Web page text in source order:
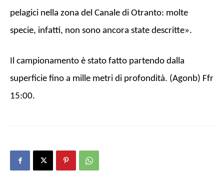
pelagici nella zona del Canale di Otranto: molte
specie, infatti, non sono ancora state descritte».
Il campionamento è stato fatto partendo dalla
superficie fino a mille metri di profondità. (Agonb) Ffr
15:00.